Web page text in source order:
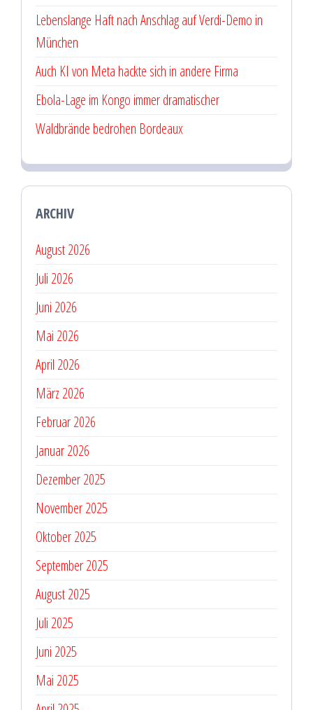
Lebenslange Haft nach Anschlag auf Verdi-Demo in
München
Auch KI von Meta hackte sich in andere Firma
Ebola-Lage im Kongo immer dramatischer
Waldbrände bedrohen Bordeaux
ARCHIV
August 2026
Juli 2026
Juni 2026
Mai 2026
April 2026
März 2026
Februar 2026
Januar 2026
Dezember 2025
November 2025
Oktober 2025
September 2025
August 2025
Juli 2025
Juni 2025
Mai 2025